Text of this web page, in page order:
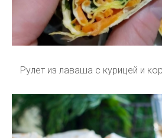
Рулет из лаваша с курицей и